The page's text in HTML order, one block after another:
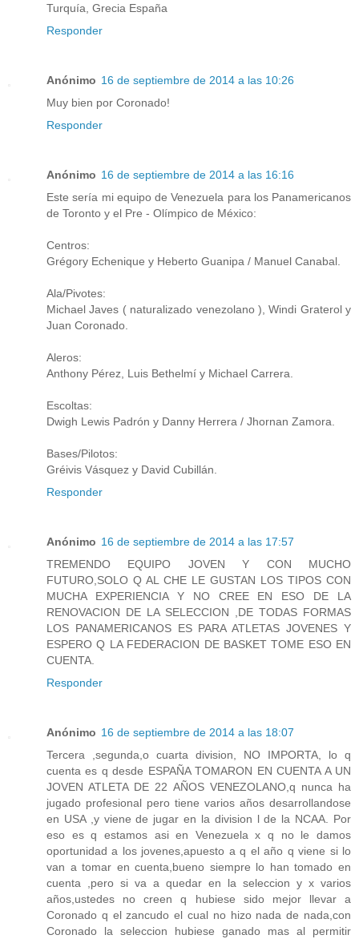
Turquía, Grecia España
Responder
Anónimo 16 de septiembre de 2014 a las 10:26
Muy bien por Coronado!
Responder
Anónimo 16 de septiembre de 2014 a las 16:16
Este sería mi equipo de Venezuela para los Panamericanos
de Toronto y el Pre - Olímpico de México:
Centros:
Grégory Echenique y Heberto Guanipa / Manuel Canabal.
Ala/Pivotes:
Michael Javes ( naturalizado venezolano ), Windi Graterol y
Juan Coronado.
Aleros:
Anthony Pérez, Luis Bethelmí y Michael Carrera.
Escoltas:
Dwigh Lewis Padrón y Danny Herrera / Jhornan Zamora.
Bases/Pilotos:
Gréivis Vásquez y David Cubillán.
Responder
Anónimo 16 de septiembre de 2014 a las 17:57
TREMENDO EQUIPO JOVEN Y CON MUCHO
FUTURO,SOLO Q AL CHE LE GUSTAN LOS TIPOS CON
MUCHA EXPERIENCIA Y NO CREE EN ESO DE LA
RENOVACION DE LA SELECCION ,DE TODAS FORMAS
LOS PANAMERICANOS ES PARA ATLETAS JOVENES Y
ESPERO Q LA FEDERACION DE BASKET TOME ESO EN
CUENTA.
Responder
Anónimo 16 de septiembre de 2014 a las 18:07
Tercera ,segunda,o cuarta division, NO IMPORTA, lo q
cuenta es q desde ESPAÑA TOMARON EN CUENTA A UN
JOVEN ATLETA DE 22 AÑOS VENEZOLANO,q nunca ha
jugado profesional pero tiene varios años desarrollandose
en USA ,y viene de jugar en la division l de la NCAA. Por
eso es q estamos asi en Venezuela x q no le damos
oportunidad a los jovenes,apuesto a q el año q viene si lo
van a tomar en cuenta,bueno siempre lo han tomado en
cuenta ,pero si va a quedar en la seleccion y x varios
años,ustedes no creen q hubiese sido mejor llevar a
Coronado q el zancudo el cual no hizo nada de nada,con
Coronado la seleccion hubiese ganado mas al permitir